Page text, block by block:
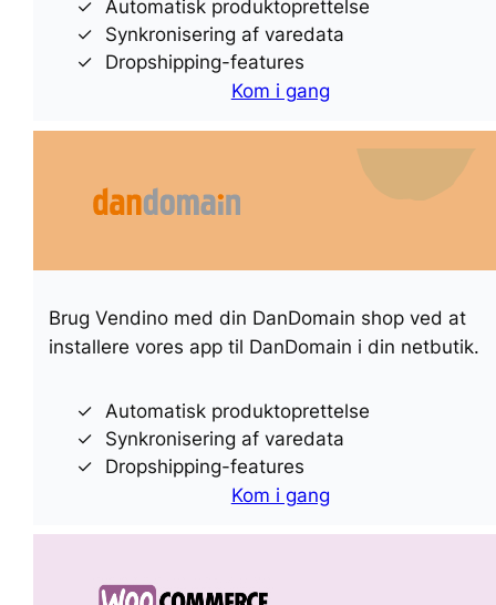
Automatisk produktoprettelse
Synkronisering af varedata
Dropshipping-features
Kom i gang
Brug Vendino med din DanDomain shop ved at
installere vores app til DanDomain i din netbutik.
Automatisk produktoprettelse
Synkronisering af varedata
Dropshipping-features
Kom i gang